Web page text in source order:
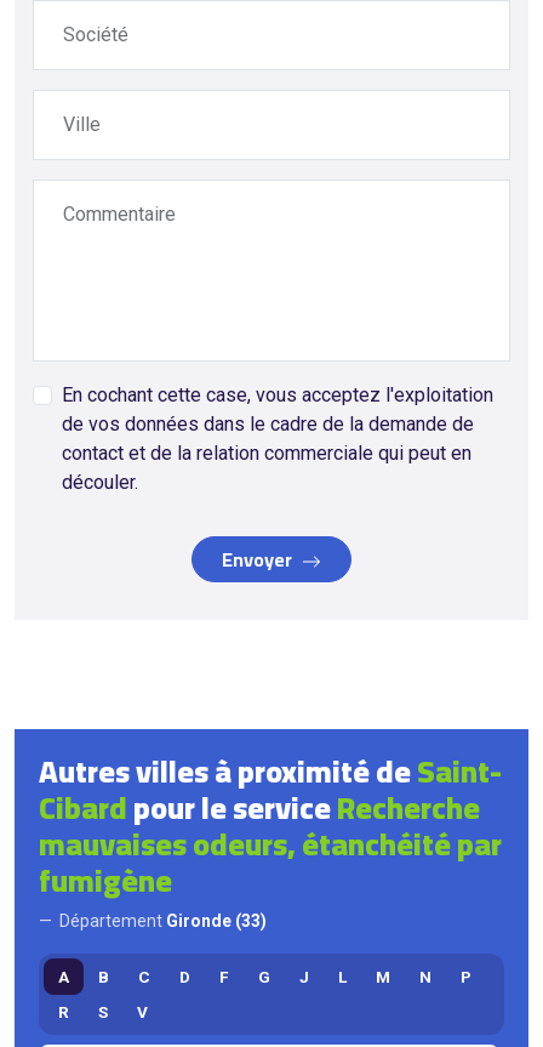
Société
Ville
Commentaire
En cochant cette case, vous acceptez l'exploitation
de vos données dans le cadre de la demande de
contact et de la relation commerciale qui peut en
découler.
Envoyer
Autres villes à proximité deSaint-
Cibardpour le serviceRecherche
mauvaises odeurs, étanchéité par
fumigène
Département Gironde (33)
A B C D F G J L M N
P
R
S V